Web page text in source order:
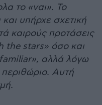
το «ναι». Το
υπήρχε σχετική
καιρούς προτάσεις
the stars» όσο και
αλλά λόγω
Αυτή